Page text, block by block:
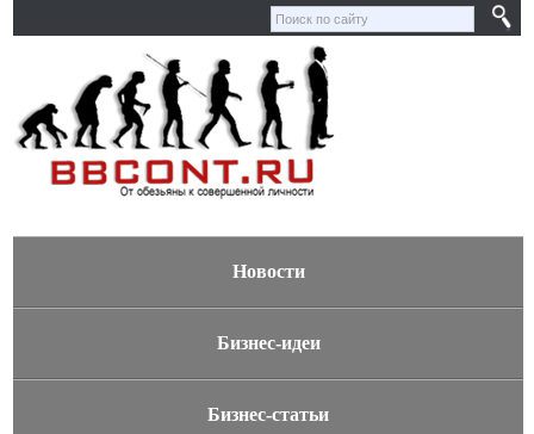
Новости
Бизнес-идеи
Бизнес-статьи